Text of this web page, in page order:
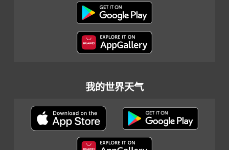
我的世界天气